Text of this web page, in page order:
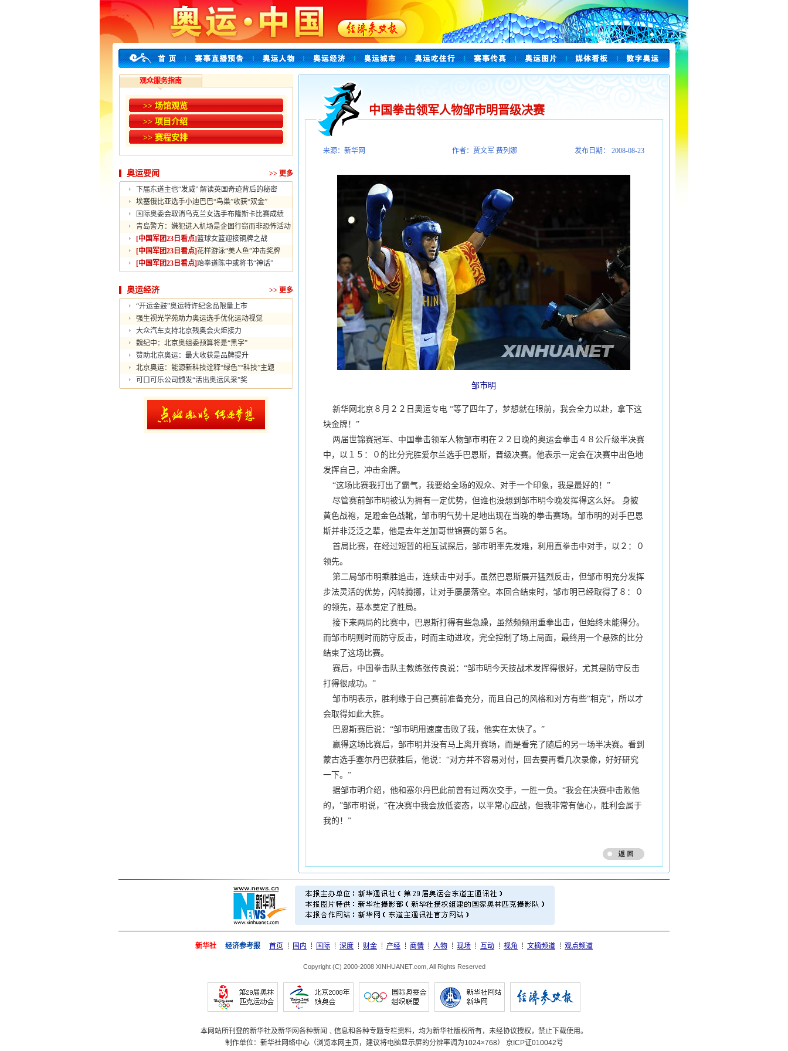
观众服务指南
>> 场馆观览
>> 项目介绍
>> 赛程安排
奥运要闻 >> 更多
下届东道主也“发威” 解读英国奇迹背后的秘密
埃塞俄比亚选手小迪巴巴“鸟巢”收获“双金”
国际奥委会取消乌克兰女选手布隆斯卡比赛成绩
青岛警方：嫌犯进入机场是企图行窃而非恐怖活动
[中国军团23日看点]篮球女篮迎接铜牌之战
[中国军团23日看点]花样游泳“美人鱼”冲击奖牌
[中国军团23日看点]跆拳道陈中或将书“神话”
奥运经济 >> 更多
“开运金鼓”奥运特许纪念品限量上市
强生视光学苑助力奥运选手优化运动视觉
大众汽车支持北京残奥会火炬接力
魏纪中：北京奥组委预算将是“黑字”
赞助北京奥运：最大收获是品牌提升
北京奥运：能源新科技诠释“绿色”“科技”主题
可口可乐公司颁发“活出奥运风采”奖
中国拳击领军人物邹市明晋级决赛
来源：新华网 作者：贾文军 费列娜 发布日期： 2008-08-23
邹市明
新华网北京８月２２日奥运专电 “等了四年了，梦想就在眼前，我会全力以赴，拿下这
块金牌！”
两届世锦赛冠军、中国拳击领军人物邹市明在２２日晚的奥运会拳击４８公斤级半决赛
中，以１５：０的比分完胜爱尔兰选手巴恩斯，晋级决赛。他表示一定会在决赛中出色地
发挥自己，冲击金牌。
“这场比赛我打出了霸气，我要给全场的观众、对手一个印象，我是最好的！”
尽管赛前邹市明被认为拥有一定优势，但谁也没想到邹市明今晚发挥得这么好。 身披
黄色战袍，足蹬金色战靴，邹市明气势十足地出现在当晚的拳击赛场。邹市明的对手巴恩
斯并非泛泛之辈，他是去年芝加哥世锦赛的第５名。
首局比赛，在经过短暂的相互试探后，邹市明率先发难，利用直拳击中对手，以２：０
领先。
第二局邹市明乘胜追击，连续击中对手。虽然巴恩斯展开猛烈反击，但邹市明充分发挥
步法灵活的优势，闪转腾挪，让对手屡屡落空。本回合结束时，邹市明已经取得了８：０
的领先，基本奠定了胜局。
接下来两局的比赛中，巴恩斯打得有些急躁，虽然频频用重拳出击，但始终未能得分。
而邹市明则时而防守反击，时而主动进攻，完全控制了场上局面，最终用一个悬殊的比分
结束了这场比赛。
赛后，中国拳击队主教练张传良说：“邹市明今天技战术发挥得很好，尤其是防守反击
打得很成功。”
邹市明表示，胜利缘于自己赛前准备充分，而且自己的风格和对方有些“相克”，所以才
会取得如此大胜。
巴恩斯赛后说：“邹市明用速度击败了我，他实在太快了。”
赢得这场比赛后，邹市明并没有马上离开赛场，而是看完了随后的另一场半决赛。看到
蒙古选手塞尔丹巴获胜后，他说：“对方并不容易对付，回去要再看几次录像，好好研究
一下。”
据邹市明介绍，他和塞尔丹巴此前曾有过两次交手，一胜一负。“我会在决赛中击败他
的，”邹市明说，“在决赛中我会放低姿态，以平常心应战，但我非常有信心，胜利会属于
我的！”
新华社 经济参考报 首页 国内 国际 深度 财金 产经 商情 人物 现场 互动 视角 文摘频道 观点频道
Copyright (C) 2000-2008 XINHUANET.com, All Rights Reserved
本网站所刊登的新华社及新华网各种新闻﹑信息和各种专题专栏资料，均为新华社版权所有，未经协议授权，禁止下载使用。
制作单位：新华社网络中心（浏览本网主页，建议将电脑显示屏的分辨率调为1024×768） 京ICP证010042号